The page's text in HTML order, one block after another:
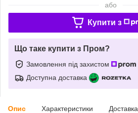
або
Купити з
Що таке купити з Пром?
Замовлення під захистом
Доступна доставка
Опис Характеристики Доставка